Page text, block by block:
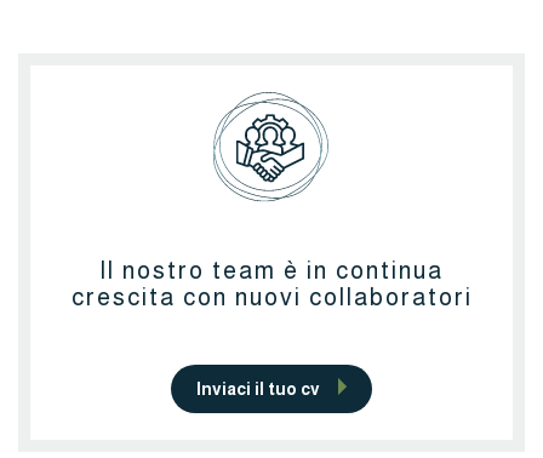
Il nostro team è in continua
crescita con nuovi collaboratori
Inviaci il tuo cv